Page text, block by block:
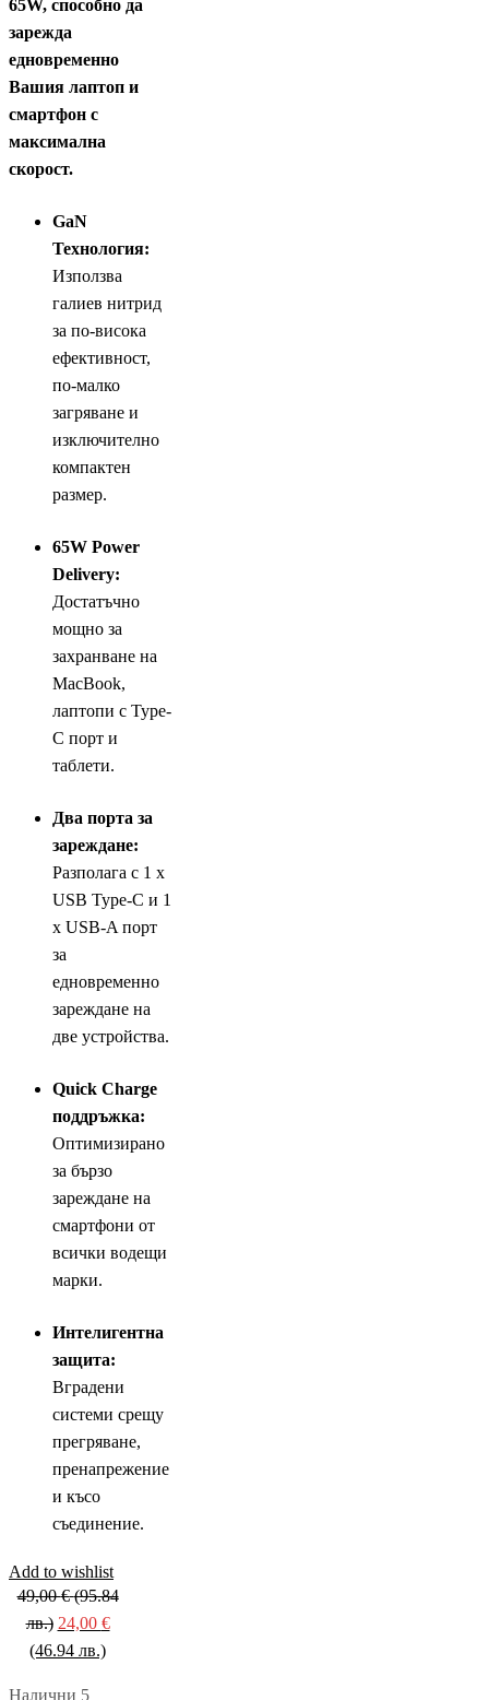
65W, способно да
зарежда
едновременно
Вашия лаптоп и
смартфон с
максимална
скорост.
GaN
Технология:
Използва
галиев нитрид
за по-висока
ефективност,
по-малко
загряване и
изключително
компактен
размер.
65W Power
Delivery:
Достатъчно
мощно за
захранване на
MacBook,
лаптопи с Type-
C порт и
таблети.
Два порта за
зареждане:
Разполага с 1 x
USB Type-C и 1
x USB-A порт
за
едновременно
зареждане на
две устройства.
Quick Charge
поддръжка:
Оптимизирано
за бързо
зареждане на
смартфони от
всички водещи
марки.
Интелигентна
защита:
Вградени
системи срещу
прегряване,
пренапрежение
и късо
съединение.
Add to wishlist
49,00€ (95.84
лв.) Original
price
24,00 €
(46.94 лв.)Текущата
Налични 5